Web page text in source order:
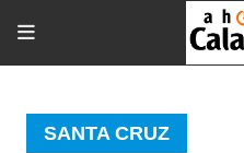
SANTA CRUZ